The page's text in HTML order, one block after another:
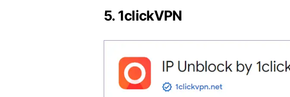
5. 1clickVPN